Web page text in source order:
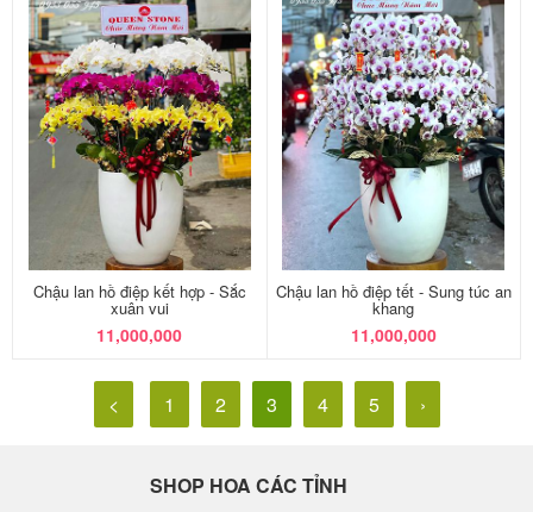
Chậu lan hồ điệp kết hợp - Sắc
xuân vui
11,000,000
Chậu lan hồ điệp tết - Sung túc an
khang
11,000,000
< 1 2 3 4 5 ›
SHOP HOA CÁC TỈNH